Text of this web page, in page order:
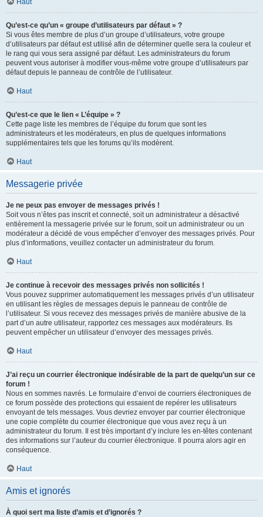
Haut
Qu’est-ce qu’un « groupe d’utilisateurs par défaut » ?
Si vous êtes membre de plus d’un groupe d’utilisateurs, votre groupe
d’utilisateurs par défaut est utilisé afin de déterminer quelle sera la couleur et
le rang qui vous sera assigné par défaut. Les administrateurs du forum
peuvent vous autoriser à modifier vous-même votre groupe d’utilisateurs par
défaut depuis le panneau de contrôle de l’utilisateur.
Haut
Qu’est-ce que le lien « L’équipe » ?
Cette page liste les membres de l’équipe du forum que sont les
administrateurs et les modérateurs, en plus de quelques informations
supplémentaires tels que les forums qu’ils modèrent.
Haut
Messagerie privée
Je ne peux pas envoyer de messages privés !
Soit vous n’êtes pas inscrit et connecté, soit un administrateur a désactivé
entièrement la messagerie privée sur le forum, soit un administrateur ou un
modérateur a décidé de vous empêcher d’envoyer des messages privés. Pour
plus d’informations, veuillez contacter un administrateur du forum.
Haut
Je continue à recevoir des messages privés non sollicités !
Vous pouvez supprimer automatiquement les messages privés d’un utilisateur
en utilisant les règles de messages depuis le panneau de contrôle de
l’utilisateur. Si vous recevez des messages privés de manière abusive de la
part d’un autre utilisateur, rapportez ces messages aux modérateurs. Ils
peuvent empêcher un utilisateur d’envoyer des messages privés.
Haut
J’ai reçu un courrier électronique indésirable de la part de quelqu’un sur ce
forum !
Nous en sommes navrés. Le formulaire d’envoi de courriers électroniques de
ce forum possède des protections qui essaient de repérer les utilisateurs
envoyant de tels messages. Vous devriez envoyer par courrier électronique
une copie complète du courrier électronique que vous avez reçu à un
administrateur du forum. Il est très important d’y inclure les en-têtes contenant
des informations sur l’auteur du courrier électronique. Il pourra alors agir en
conséquence.
Haut
Amis et ignorés
À quoi sert ma liste d’amis et d’ignorés ?